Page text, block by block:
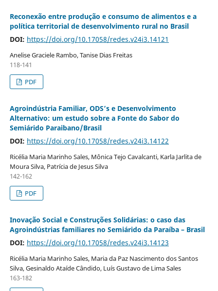
Reconexão entre produção e consumo de alimentos e a
política territorial de desenvolvimento rural no Brasil
DOI: https://doi.org/10.17058/redes.v24i3.14121
Anelise Graciele Rambo, Tanise Dias Freitas
118-141
PDF
Agroindústria Familiar, ODS’s e Desenvolvimento
Alternativo: um estudo sobre a Fonte do Sabor do
Semiárido Paraibano/Brasil
DOI: https://doi.org/10.17058/redes.v24i3.14122
Ricélia Maria Marinho Sales, Mônica Tejo Cavalcanti, Karla Jarlita de
Moura Silva, Patrícia de Jesus Silva
142-162
PDF
Inovação Social e Construções Solidárias: o caso das
Agroindústrias familiares no Semiárido da Paraíba – Brasil
DOI: https://doi.org/10.17058/redes.v24i3.14123
Ricélia Maria Marinho Sales, Maria da Paz Nascimento dos Santos
Silva, Gesinaldo Ataíde Cândido, Luís Gustavo de Lima Sales
163-182